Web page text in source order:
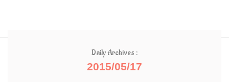
Daily Archives :
2015/05/17